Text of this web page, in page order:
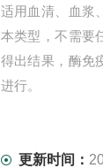
适用血清、血浆
本类型，不需要
得出结果，酶免
进行。
更新时间：